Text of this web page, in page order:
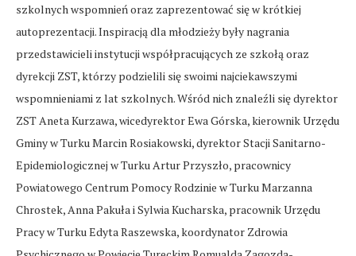
szkolnych wspomnień oraz zaprezentować się w krótkiej
autoprezentacji. Inspiracją dla młodzieży były nagrania
przedstawicieli instytucji współpracujących ze szkołą oraz
dyrekcji ZST, którzy podzielili się swoimi najciekawszymi
wspomnieniami z lat szkolnych. Wśród nich znaleźli się dyrektor
ZST Aneta Kurzawa, wicedyrektor Ewa Górska, kierownik Urzędu
Gminy w Turku Marcin Rosiakowski, dyrektor Stacji Sanitarno-
Epidemiologicznej w Turku Artur Przyszło, pracownicy
Powiatowego Centrum Pomocy Rodzinie w Turku Marzanna
Chrostek, Anna Pakuła i Sylwia Kucharska, pracownik Urzędu
Pracy w Turku Edyta Raszewska, koordynator Zdrowia